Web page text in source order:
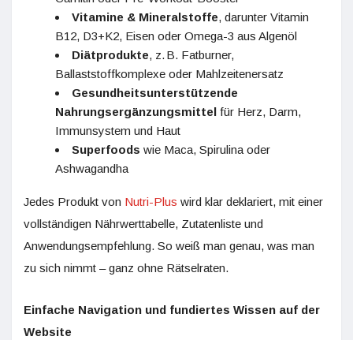
Vitamine & Mineralstoffe, darunter Vitamin
B12, D3+K2, Eisen oder Omega-3 aus Algenöl
Diätprodukte, z. B. Fatburner,
Ballaststoffkomplexe oder Mahlzeitenersatz
Gesundheitsunterstützende
Nahrungsergänzungsmittel für Herz, Darm,
Immunsystem und Haut
Superfoods wie Maca, Spirulina oder
Ashwagandha
Jedes Produkt von Nutri-Plus wird klar deklariert, mit einer
vollständigen Nährwerttabelle, Zutatenliste und
Anwendungsempfehlung. So weiß man genau, was man
zu sich nimmt – ganz ohne Rätselraten.
Einfache Navigation und fundiertes Wissen auf der
Website